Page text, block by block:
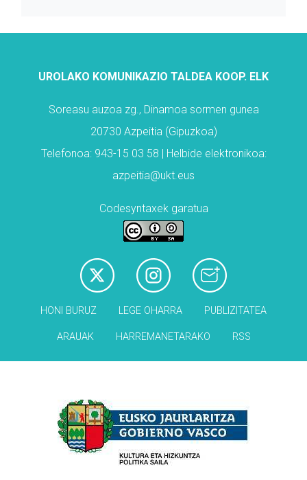
UROLAKO KOMUNIKAZIO TALDEA KOOP. ELK
Soreasu auzoa zg., Dinamoa sormen gunea
20730 Azpeitia (Gipuzkoa)
Telefonoa: 943-15 03 58 | Helbide elektronikoa:
azpeitia@ukt.eus
Codesyntaxek garatua
HONI BURUZ LEGE OHARRA PUBLIZITATEA
ARAUAK HARREMANETARAKO RSS